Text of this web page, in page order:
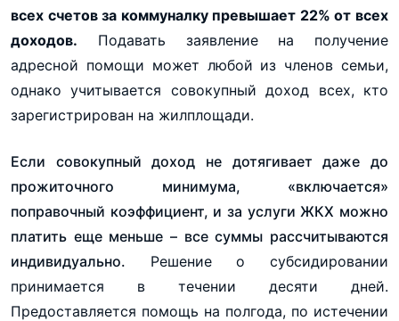
всех счетов за коммуналку превышает 22% от всех
доходов. Подавать заявление на получение
адресной помощи может любой из членов семьи,
однако учитывается совокупный доход всех, кто
зарегистрирован на жилплощади.
Если совокупный доход не дотягивает даже до
прожиточного минимума, «включается»
поправочный коэффициент, и за услуги ЖКХ можно
платить еще меньше – все суммы рассчитываются
индивидуально. Решение о субсидировании
принимается в течении десяти дней.
Предоставляется помощь на полгода, по истечении